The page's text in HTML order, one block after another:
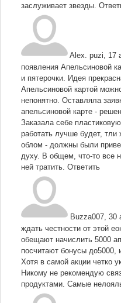
заслуживает звезды.
Alex. puzi 17
появления Апельсиновой
и пятерочки. Идея
Апельсиновой картой
непонятно. Оставляла
апельсиновой карте -
Заказала себе
работать лучше будет, тли
облом - должны были
духу. В общем, что-то все
ней тратить. Ответить
Buzza007 30
ждать честности от этой
обещают начислить 5000
посчитают бонусы до5000,
Хотя в самой акции четко
Никому не рекомендую
продуктами. Самые